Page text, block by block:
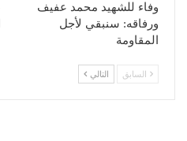
وفاء للشهيد محمد عفيف
ورفاقه: سنبقي لأجل
المقاومة
السابق التالي